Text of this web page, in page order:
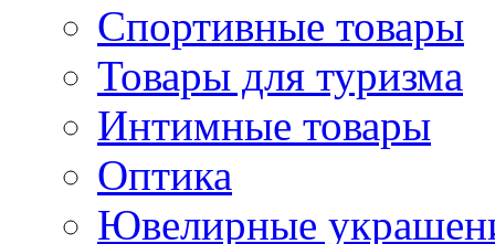
Спортивные товары
Товары для туризма
Интимные товары
Оптика
Ювелирные